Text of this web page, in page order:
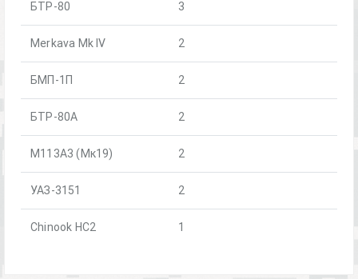
БТР-80 3
Merkava Mk IV 2
БМП-1П 2
БТР-80А 2
М113А3 (Мк19) 2
УАЗ-3151 2
Chinook HC2 1